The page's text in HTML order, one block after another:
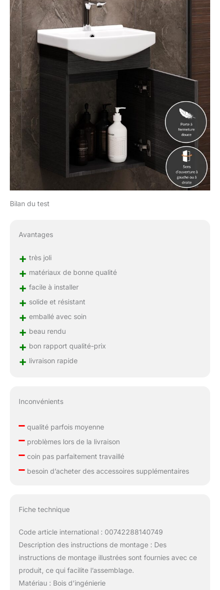
Bilan du test
Avantages
+ très joli
+ matériaux de bonne qualité
+ facile à installer
+ solide et résistant
+ emballé avec soin
+ beau rendu
+ bon rapport qualité-prix
+ livraison rapide
Inconvénients
–qualité parfois moyenne
–problèmes lors de la livraison
–coin pas parfaitement travaillé
–besoin d’acheter des accessoires supplémentaires
Fiche technique
Code article international : 00742288140749
Description des instructions de montage : Des
instructions de montage illustrées sont fournies avec ce
produit, ce qui facilite l’assemblage.
Matériau : Bois d’ingénierie